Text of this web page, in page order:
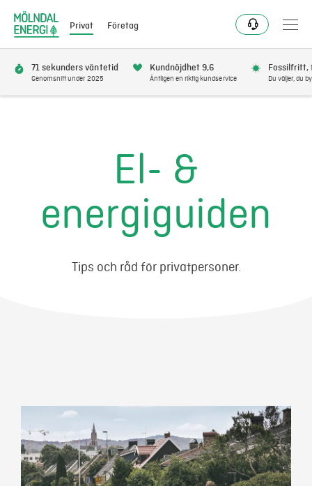
Privat Företag
Se avbrott
Få bonus
Mina sidor
71 sekunders väntetid
Genomsnitt under 2025
Kundnöjdhet 9,6
Äntligen en riktig kundservice
Fossilfritt,
Du väljer, du
El- &
energiguiden
Tips och råd för privatpersoner.